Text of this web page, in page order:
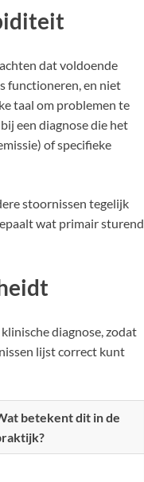
dat voldoende
functioneren, en niet
taal om problemen te
een diagnose die het
of specifieke
stoornissen tegelijk
wat primair sturend
diagnose, zodat
lijst correct kunt
betekent dit in de